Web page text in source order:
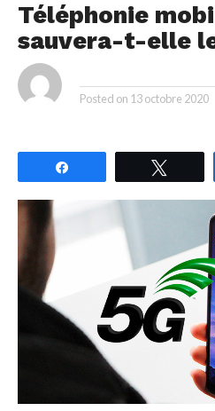
Téléphonie
sauvera-t-elle
Posted on 13 octobre 2020